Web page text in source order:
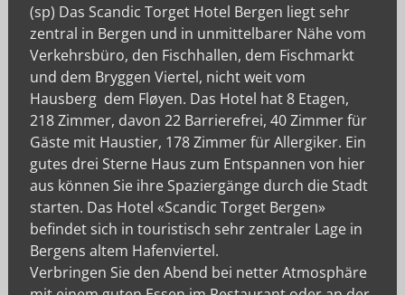
(sp) Das Scandic Torget Hotel Bergen liegt sehr
zentral in Bergen und in unmittelbarer Nähe vom
Verkehrsbüro, den Fischhallen, dem Fischmarkt
und dem Bryggen Viertel, nicht weit vom
Hausberg dem Fløyen. Das Hotel hat 8 Etagen,
218 Zimmer, davon 22 Barrierefrei, 40 Zimmer für
Gäste mit Haustier, 178 Zimmer für Allergiker. Ein
gutes drei Sterne Haus zum Entspannen von hier
aus können Sie ihre Spaziergänge durch die Stadt
starten. Das Hotel «Scandic Torget Bergen»
befindet sich in touristisch sehr zentraler Lage in
Bergens altem Hafenviertel.
Verbringen Sie den Abend bei netter Atmosphäre